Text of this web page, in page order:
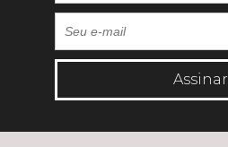
Assinar